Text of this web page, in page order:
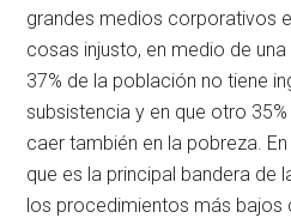
grandes medios corporativos
cosas injusto, en medio de
37% de la población no tiene
subsistencia y en que otro
caer también en la pobreza.
que es la principal bandera de
los procedimientos más bajos